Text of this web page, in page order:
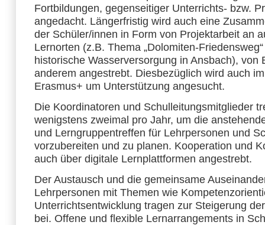
Fortbildungen, gegenseitiger Unterrichts- bzw.
angedacht. Längerfristig wird auch eine
der Schüler/innen in Form von Projektarbeit an
Lernorten (z.B. Thema „Dolomiten-
historische Wasserversorgung in Ansbach), von
anderem angestrebt. Diesbezüglich wird auch
Erasmus+ um Unterstützung angesucht.
Die Koordinatoren und Schulleitungsmitglieder
wenigstens zweimal pro Jahr, um die
und Lerngruppentreffen für Lehrpersonen und
vorzubereiten und zu planen. Kooperation und
auch über digitale Lernplattformen angestrebt.
Der Austausch und die gemeinsame
Lehrpersonen mit Themen wie
Unterrichtsentwicklung tragen zur Steigerung
bei. Offene und flexible Lernarrangements in